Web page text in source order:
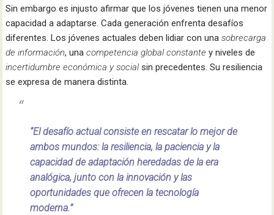
Sin embargo es injusto afirmar que los jóvenes tienen una menor
capacidad a adaptarse. Cada generación enfrenta desafíos
diferentes. Los jóvenes actuales deben lidiar con unasobrecarga
de información, unacompetencia global constante y niveles de
incertidumbre económica y socialsin precedentes. Su resiliencia
se expresa de manera distinta.
“El desafío actual consiste en rescatar lo mejor de
ambos mundos: la resiliencia, la paciencia y la
capacidad de adaptación heredadas de la era
analógica, junto con la innovación y las
oportunidades que ofrecen la tecnología
moderna.”